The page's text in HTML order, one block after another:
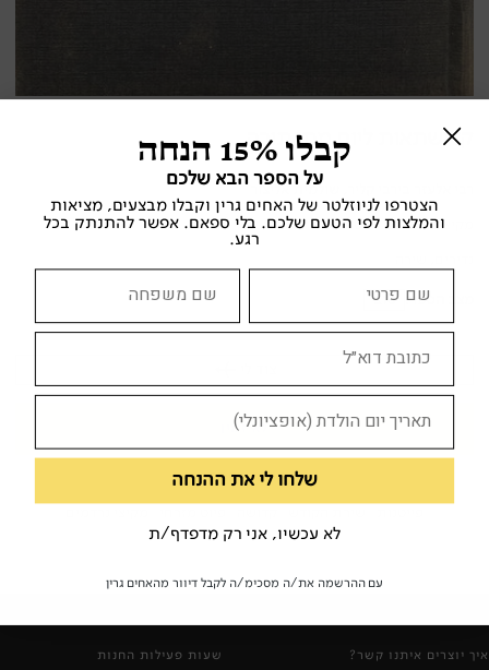
קדושתאות ליום מתן תורה
רבי אלעזר בירבי קליר, שולמית אליצור
מקיצי נרדמים , 2000
מצב הספר: טוב
לא זמין
מילות מפתח:
איך יוצרים איתנו קשר? שעות פעילות החנות
קבלו 15% הנחה
על הספר הבא שלכם
הצטרפו לניוזלטר של האחים גרין וקבלו מבצעים, מציאות
והמלצות לפי הטעם שלכם. בלי ספאם. אפשר להתנתק בכל
רגע.
שלחו לי את ההנחה
לא עכשיו, אני רק מדפדף/ת
עם ההרשמה את/ה מסכימ/ה לקבל דיוור מהאחים גרין